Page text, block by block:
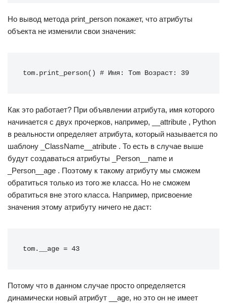
Но вывод метода print_person покажет, что атрибуты
объекта не изменили свои значения:
tom.print_person() # Имя: Tom Возраст: 39
Как это работает? При объявлении атрибута, имя которого
начинается с двух прочерков, например, __attribute , Python
в реальности определяет атрибута, который называется по
шаблону _ClassName__atribute . То есть в случае выше
будут создаваться атрибуты _Person__name и
_Person__age . Поэтому к такому атрибуту мы сможем
обратиться только из того же класса. Но не сможем
обратиться вне этого класса. Например, присвоение
значения этому атрибуту ничего не даст:
tom.__age = 43
Потому что в данном случае просто определяется
динамически новый атрибут __age, но это он не имеет